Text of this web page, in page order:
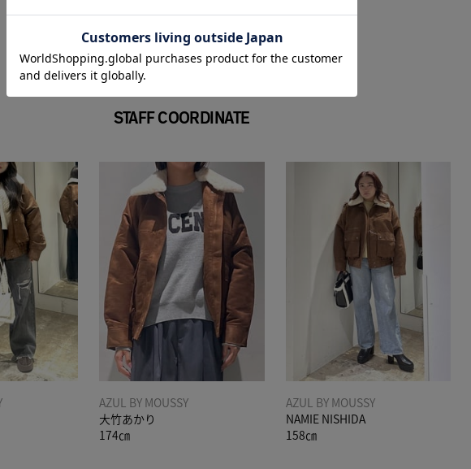
STAFF COORDINATE
AZUL BY MOUSSY
大竹あかり
174㎝
AZUL BY MOUSSY
NAMIE NISHIDA
158㎝